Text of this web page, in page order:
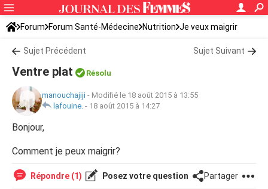
Forum Forum Santé-Médecine Nutrition Je veux maigrir
Sujet Précédent Sujet Suivant
Ventre plat Résolu
manouchajiji - Modifié le 18 août 2015 à 13:55
lafouine. - 18 août 2015 à 14:27
Bonjour,
Comment je peux maigrir?
Répondre (1) Posez votre question Partager